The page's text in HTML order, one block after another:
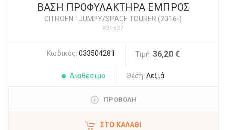
ΒΑΣΗ ΠΡΟΦΥΛΑΚΤΗΡΑ ΕΜΠΡΟΣ
CITROEN - JUMPY/SPACE TOURER (2016-)
#31637
Κωδικός: 033504281 Τιμή: 36,20 €
Διαθέσιμο Θέση: Δεξιά
ΠΡΟΒΟΛΗ
ΣΤΟ ΚΑΛΆΘΙ